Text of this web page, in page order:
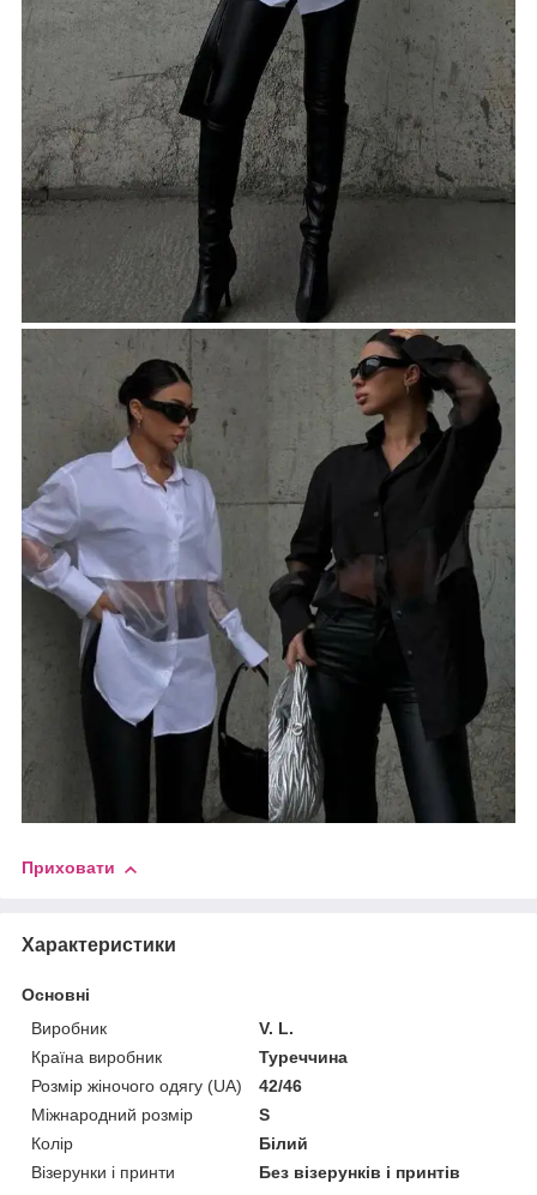
Приховати
Характеристики
Основні
Виробник
V. L.
Країна виробник
Туреччина
Розмір жіночого одягу (UA)
42/46
Міжнародний розмір
S
Колір
Білий
Візерунки і принти
Без візерунків і принтів